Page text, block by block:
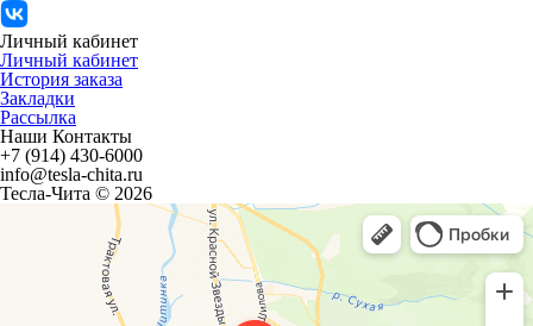
Личный кабинет
Личный кабинет
История заказа
Закладки
Рассылка
Наши Контакты
+7 (914) 430-6000
info@tesla-chita.ru
Тесла-Чита © 2026